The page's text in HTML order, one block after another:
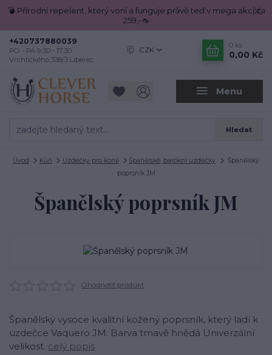
💣 Přírodní repelent, který voní a funguje právě teď v mega akci za
259,-🦟
Menu
CZK
Hledat
+420737880039
PO - PÁ 9.30 - 17.30
Vrchlického 338/3 Liberec
0 ks
0,00 Kč
Úvod Kůň Uzdečky pro koně Španělské, barokní uzdečky
Španělský
poprsník JM
Španělský poprsník JM
Ohodnotit produkt
Španělský vysoce kvalitní kožený poprsník, který ladí k
uzdečce Vaquero JM. Barva tmavě hnědá Univerzální
velikost. celý popis